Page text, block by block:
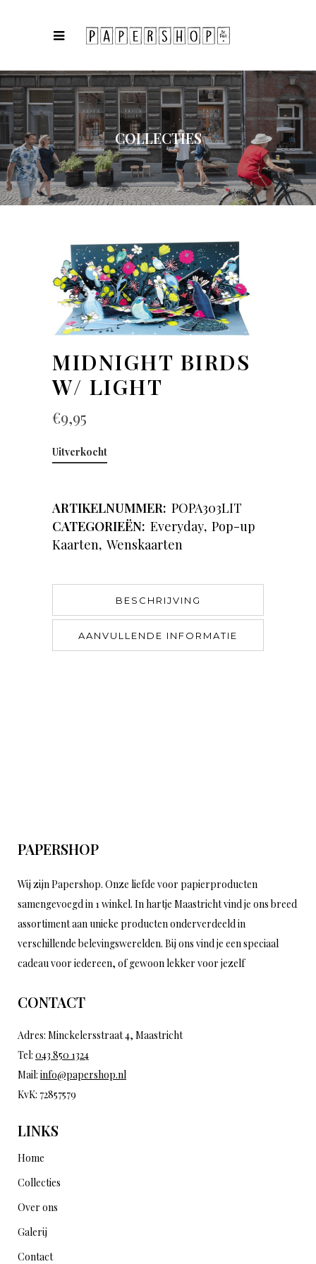
COLLECTIES
MIDNIGHT BIRDS
W/ LIGHT
€9,95
Uitverkocht
ARTIKELNUMMER: POPA303LIT
CATEGORIEËN: Everyday, Pop-up
Kaarten, Wenskaarten
BESCHRIJVING
AANVULLENDE INFORMATIE
PAPERSHOP
Wij zijn Papershop. Onze liefde voor papierproducten
samengevoegd in 1 winkel. In hartje Maastricht vind je ons breed
assortiment aan unieke producten onderverdeeld in
verschillende belevingswerelden. Bij ons vind je een speciaal
cadeau voor iedereen, of gewoon lekker voor jezelf
CONTACT
Adres: Minckelersstraat 4, Maastricht
Tel: 043 850 1324
Mail: info@papershop.nl
KvK: 72857579
LINKS
Home
Collecties
Over ons
Galerij
Contact